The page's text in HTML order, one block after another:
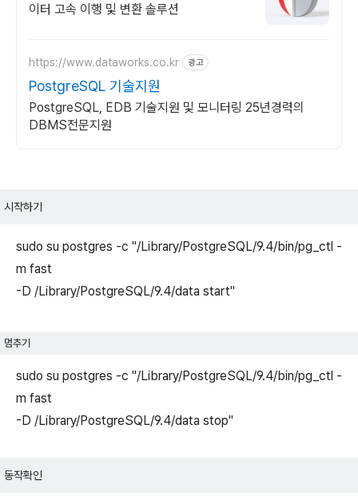
이터 고속 이행 및 변환 솔루션
https://www.dataworks.co.kr 광고
PostgreSQL 기술지원
PostgreSQL, EDB 기술지원 및 모니터링 25년경력의
DBMS전문지원
시작하기
sudo su postgres -c "/Library/PostgreSQL/9.4/bin/pg_ctl -
m fast
-D /Library/PostgreSQL/9.4/data start"
멈추기
sudo su postgres -c "/Library/PostgreSQL/9.4/bin/pg_ctl -
m fast
-D /Library/PostgreSQL/9.4/data stop"
동작확인